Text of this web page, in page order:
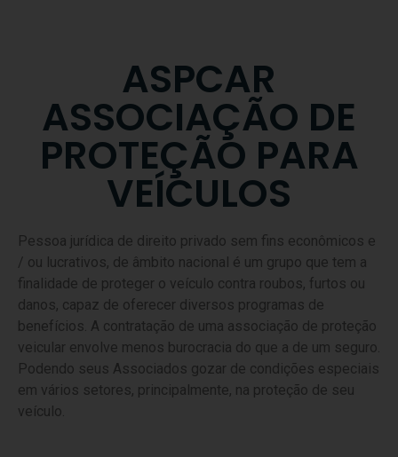
ASPCAR
ASSOCIAÇÃO DE
PROTEÇÃO PARA
VEÍCULOS
Pessoa jurídica de direito privado sem fins econômicos e
/ ou lucrativos, de âmbito nacional é um grupo que tem a
finalidade de proteger o veículo contra roubos, furtos ou
danos, capaz de oferecer diversos programas de
benefícios. A contratação de uma associação de proteção
veicular envolve menos burocracia do que a de um seguro.
Podendo seus Associados gozar de condições especiais
em vários setores, principalmente, na proteção de seu
veículo.